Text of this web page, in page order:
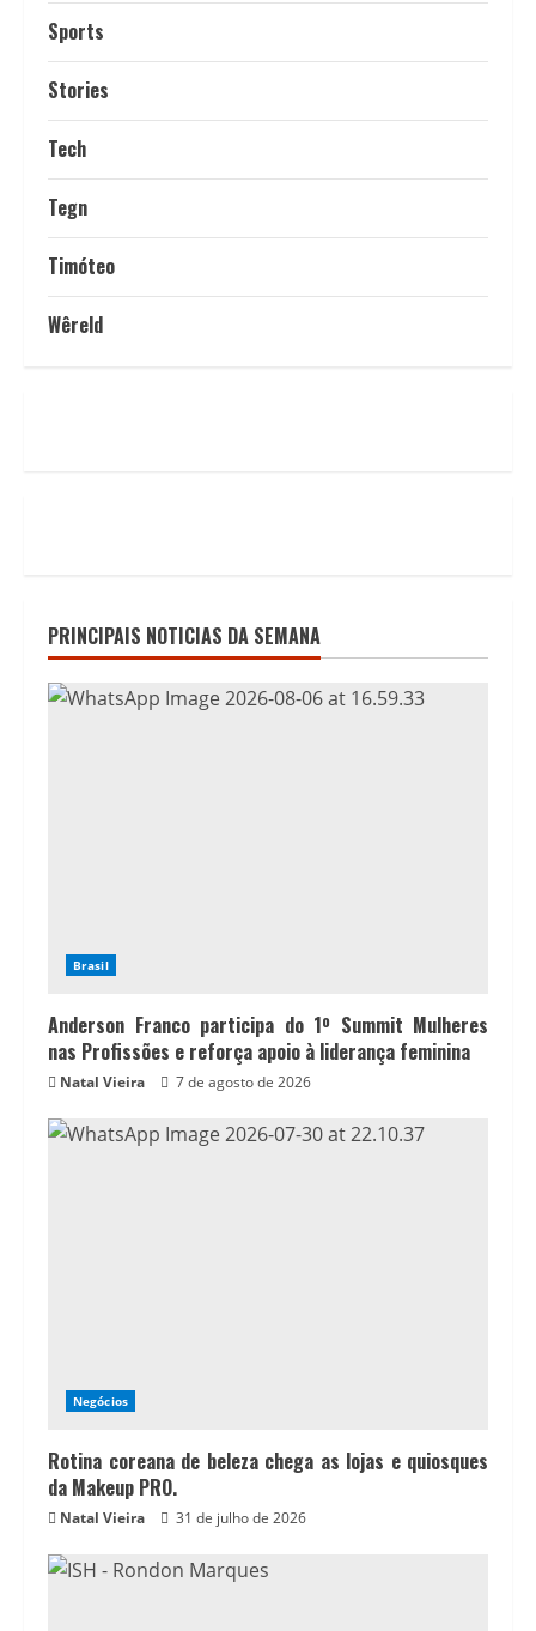
Sports
Stories
Tech
Tegn
Timóteo
Wêreld
PRINCIPAIS NOTICIAS DA SEMANA
Brasil
Anderson Franco participa do 1º Summit Mulheres
nas Profissões e reforça apoio à liderança feminina
Natal Vieira 7 de agosto de 2026
Negócios
Rotina coreana de beleza chega as lojas e quiosques
da Makeup PRO.
Natal Vieira 31 de julho de 2026